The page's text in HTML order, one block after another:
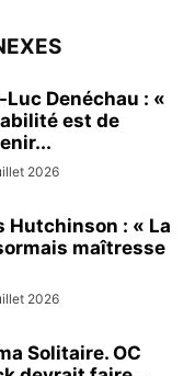
Denéchau : «
est de
2026
Hutchinson : « La
maîtresse
2026
Solitaire. OC